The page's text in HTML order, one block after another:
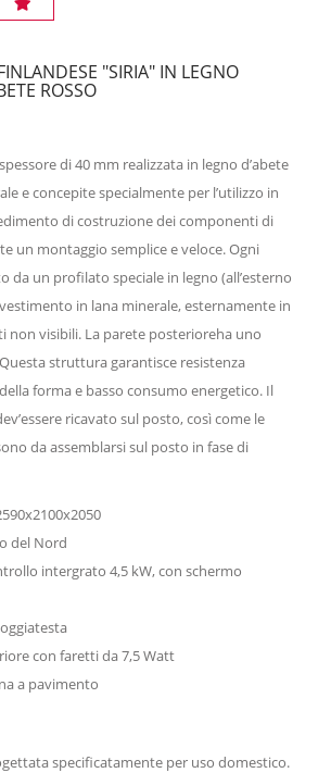
"SIRIA" IN LEGNO
ROSSO
di 40 mm realizzata in legno d’abete
e concepite specialmente per l’utilizzo in
di costruzione dei componenti di
un montaggio semplice e veloce. Ogni
da un profilato speciale in legno (all’esterno
in lana minerale, esternamente in
non visibili. La parete posterioreha uno
struttura garantisce resistenza
forma e basso consumo energetico. Il
ricavato sul posto, così come le
da assemblarsi sul posto in fase di
del Nord
intergrato 4,5 kW, con schermo
con faretti da 7,5 Watt
a pavimento
specificatamente per uso domestico.